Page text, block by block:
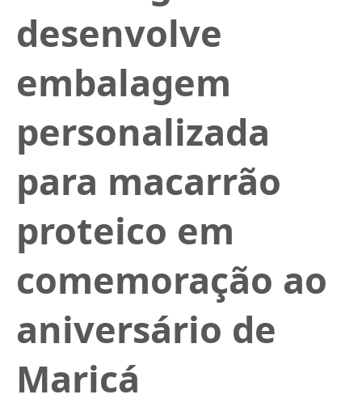
desenvolve
embalagem
personalizada
para macarrão
proteico em
comemoração ao
aniversário de
Maricá